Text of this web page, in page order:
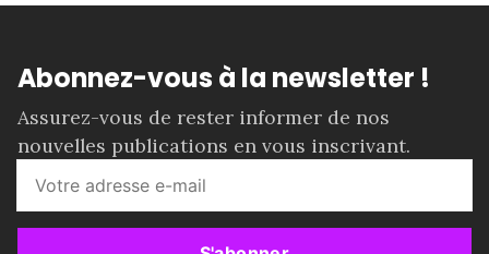
Abonnez-vous à la newsletter !
Assurez-vous de rester informer de nos
nouvelles publications en vous inscrivant.